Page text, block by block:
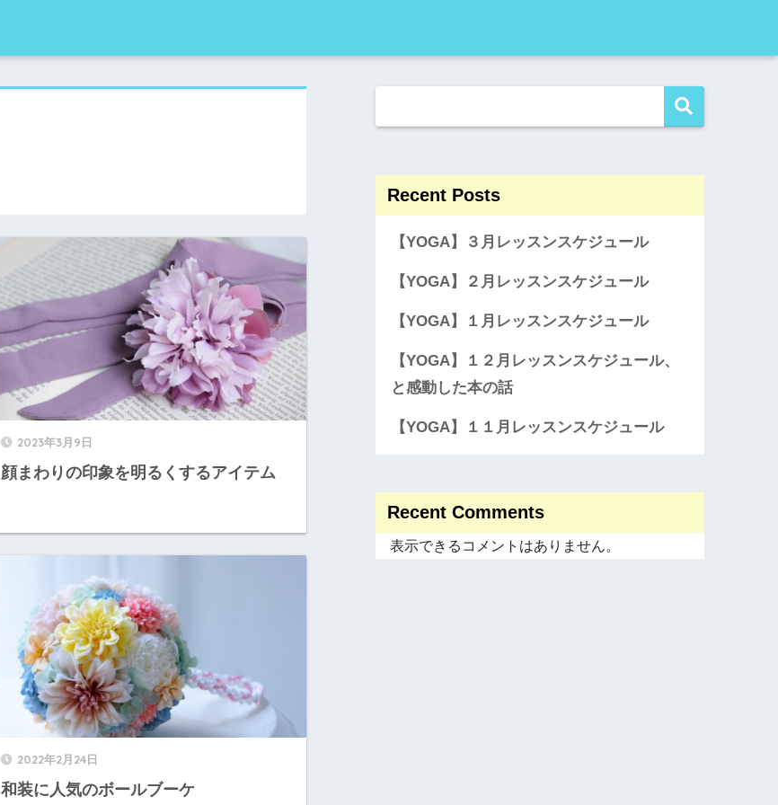
2023年3月9日
顔まわりの印象を明るくするアイテム
2022年2月24日
和装に人気のボールブーケ
Recent Posts
【YOGA】３月レッスンスケジュール
【YOGA】２月レッスンスケジュール
【YOGA】１月レッスンスケジュール
【YOGA】１２月レッスンスケジュール、
と感動した本の話
【YOGA】１１月レッスンスケジュール
Recent Comments
表示できるコメントはありません。